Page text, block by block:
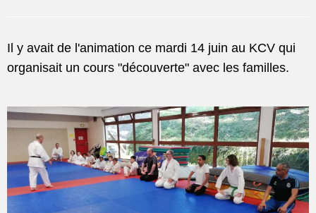
Il y avait de l'animation ce mardi 14 juin au KCV qui
organisait un cours "découverte" avec les familles.